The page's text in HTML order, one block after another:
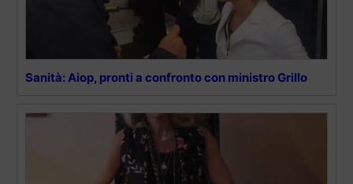
Sanità: Aiop, pronti a confronto con ministro Grillo